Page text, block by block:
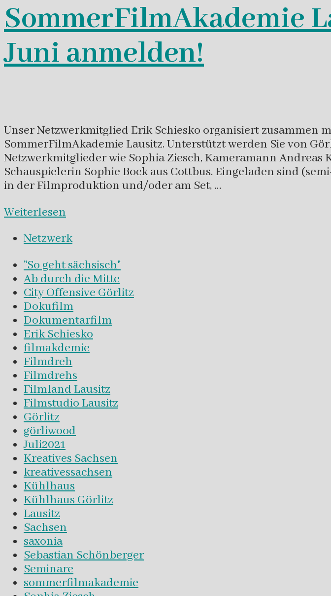
SommerFilmAkademie
Juni anmelden!
Unser Netzwerkmitglied Erik Schiesko organisiert zusammen
SommerFilmAkademie Lausitz. Unterstützt werden Sie von
Netzwerkmitglieder wie Sophia Ziesch, Kameramann Andreas
Schauspielerin Sophie Bock aus Cottbus. Eingeladen sind
in der Filmproduktion und/oder am Set, …
Weiterlesen
Netzwerk
"So geht sächsisch"
Ab durch die Mitte
City Offensive Görlitz
Dokufilm
Dokumentarfilm
Erik Schiesko
filmakdemie
Filmdreh
Filmdrehs
Filmland Lausitz
Filmstudio Lausitz
Görlitz
görliwood
Juli2021
Kreatives Sachsen
kreativessachsen
Kühlhaus
Kühlhaus Görlitz
Lausitz
Sachsen
saxonia
Sebastian Schönberger
Seminare
sommerfilmakademie